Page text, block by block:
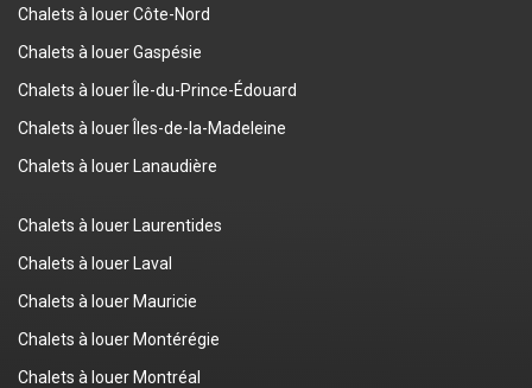
Chalets à louer Côte-Nord
Chalets à louer Gaspésie
Chalets à louer Île-du-Prince-Édouard
Chalets à louer Îles-de-la-Madeleine
Chalets à louer Lanaudière
Chalets à louer Laurentides
Chalets à louer Laval
Chalets à louer Mauricie
Chalets à louer Montérégie
Chalets à louer Montréal